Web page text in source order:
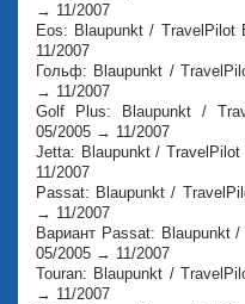
→ 11/2007
Eos: Blaupunkt /
11/2007
Гольф: Blaupunkt /
→ 11/2007
Golf Plus: Blaupunkt /
05/2005 → 11/2007
Jetta: Blaupunkt /
11/2007
Passat: Blaupunkt /
→ 11/2007
Вариант Passat: Blaupunkt
05/2005 → 11/2007
Touran: Blaupunkt /
→ 11/2007